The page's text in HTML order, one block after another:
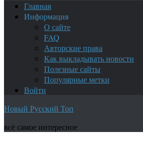
Главная
Информация
О сайте
FAQ
Авторские права
Как выкладывать новости
Полезные сайты
Популярные метки
Войти
Новый Русский Топ
всё самое интересное